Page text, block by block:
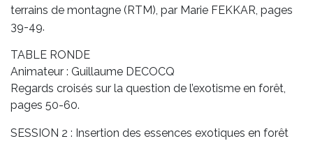
terrains de montagne (RTM), par Marie FEKKAR, pages
39-49.
TABLE RONDE
Animateur : Guillaume DECOCQ
Regards croisés sur la question de l’exotisme en forêt,
pages 50-60.
SESSION 2 : Insertion des essences exotiques en forêt